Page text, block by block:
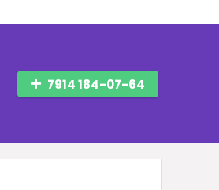
7914 184-07-64